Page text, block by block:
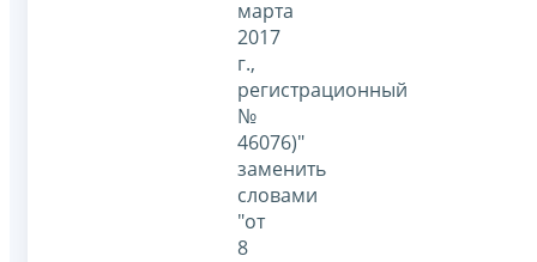
марта
2017
г.,
регистрационный
№
46076)"
заменить
словами
"от
8